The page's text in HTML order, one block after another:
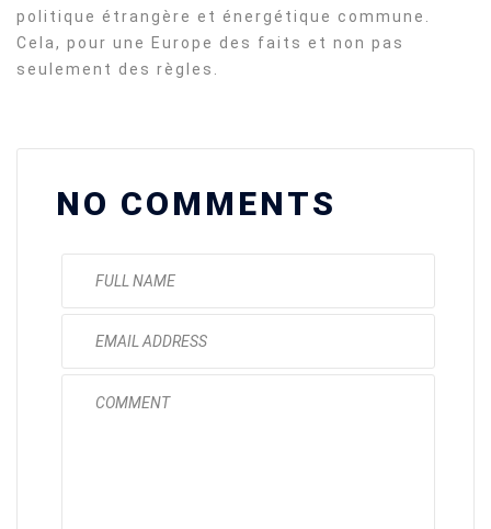
politique étrangère et énergétique commune.
Cela, pour une Europe des faits et non pas
seulement des règles.
NO COMMENTS